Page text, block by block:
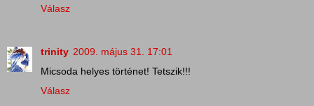
Válasz
trinity 2009. május 31. 17:01
Micsoda helyes történet! Tetszik!!!
Válasz